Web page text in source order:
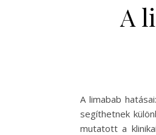
A
A limabab
segíthetnek
mutatott a